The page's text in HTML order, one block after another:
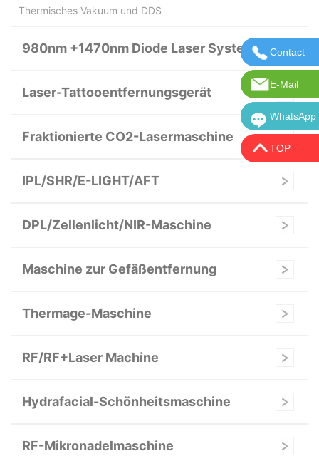
Thermisches Vakuum und DDS
980nm +1470nm Diode Laser System
Laser-Tattooentfernungsgerät
Fraktionierte CO2-Lasermaschine
IPL/SHR/E-LIGHT/AFT
DPL/Zellenlicht/NIR-Maschine
Maschine zur Gefäßentfernung
Thermage-Maschine
RF/RF+Laser Machine
Hydrafacial-Schönheitsmaschine
RF-Mikronadelmaschine
Contact
E-Mail
E-
WhatsApp
TOP